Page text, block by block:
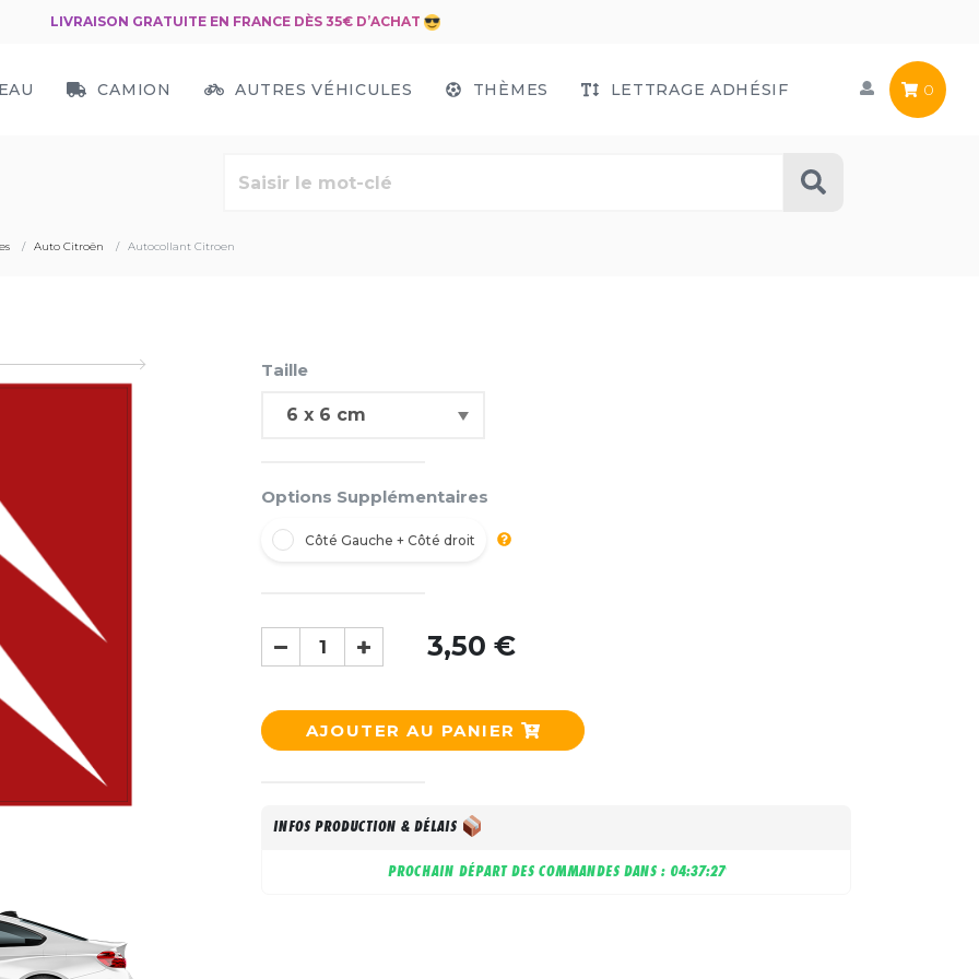
LIVRAISON GRATUITE EN FRANCE DÈS 35€ D’ACHAT
CAMION AUTRES VÉHICULES THÈMES LETTRAGE ADHÉSIF 0
Auto Citroën Autocollant Citroen
Taille
Options Supplémentaires
Côté Gauche + Côté droit
3,50 €
AJOUTER AU PANIER
INFOS PRODUCTION & DÉLAIS
PROCHAIN DÉPART DES COMMANDES DANS : 04:37:26